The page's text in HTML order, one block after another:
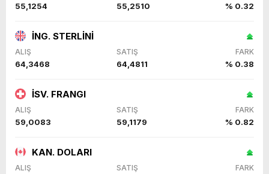
55,1254 55,2510 % 0.32
İNG. STERLİNİ
ALIŞ SATIŞ FARK
64,3468 64,4811 % 0.38
İSV. FRANGI
ALIŞ SATIŞ FARK
59,0083 59,1179 % 0.82
KAN. DOLARI
ALIŞ SATIŞ FARK